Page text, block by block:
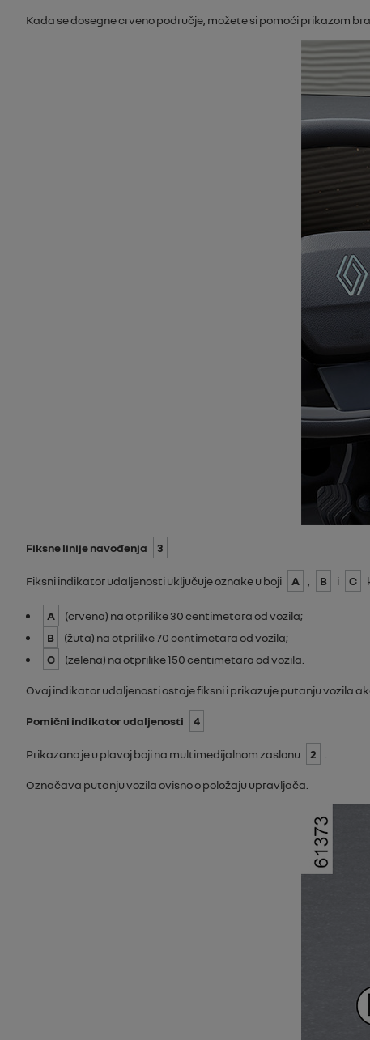
Kada se dosegne crveno područje, možete si pomoći prikazom
Fiksne linije navođenja 3
Fiksni indikator udaljenosti uključuje oznake u boji A B i C
A
(crvena) na otprilike 30 centimetara od vozila;
B
(žuta) na otprilike 70 centimetara od vozila;
C
(zelena) na otprilike 150 centimetara od vozila.
Ovaj indikator udaljenosti ostaje fiksni i prikazuje putanju vozila
Pomični indikator udaljenosti 4
Prikazano je u plavoj boji na multimedijalnom zaslonu 2
Označava putanju vozila ovisno o položaju upravljača.